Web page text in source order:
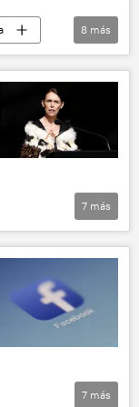
8 más
7 más
7 más